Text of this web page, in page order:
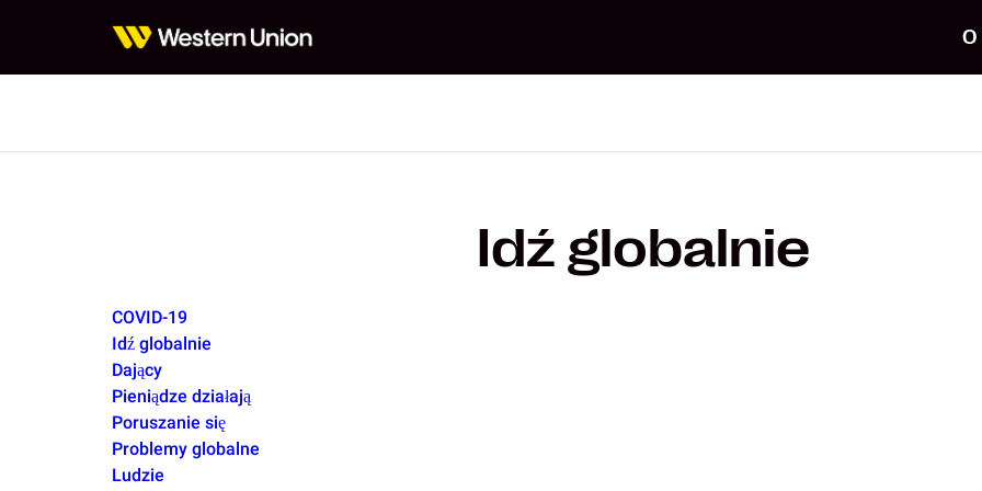
O
Idź globalnie
COVID-19
Idź globalnie
Dający
Pieniądze działają
Poruszanie się
Problemy globalne
Ludzie